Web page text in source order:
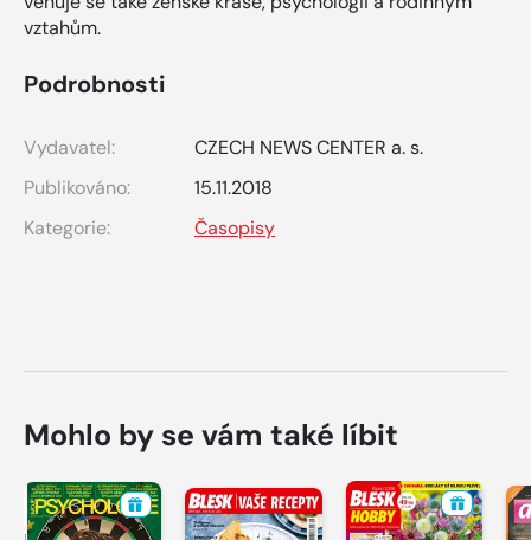
vztahům.
Podrobnosti
Vydavatel:
CZECH NEWS CENTER a. s.
Publikováno:
15.11.2018
Kategorie:
Časopisy
Mohlo by se vám také líbit